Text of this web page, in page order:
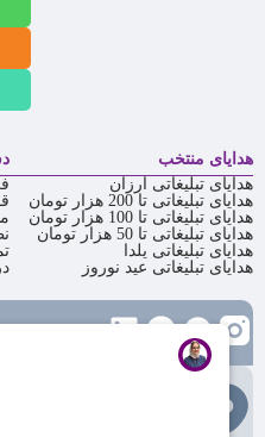
هدایای منتخب
هدایای تبلیغاتی ارزان
هدایای تبلیغاتی تا 200 هزار تومان
هدایای تبلیغاتی تا 100 هزار تومان
هدایای تبلیغاتی تا 50 هزار تومان
هدایای تبلیغاتی یلدا
هدایای تبلیغاتی عید نوروز